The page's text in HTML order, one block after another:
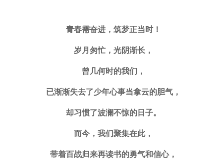
青春需奋进，筑梦正当时！
岁月匆忙，光阴渐长，
曾几何时的我们，
已渐渐失去了少年心事当拿云的胆气，
却习惯了波澜不惊的日子。
而今，我们聚集在此，
带着百战归来再读书的勇气和信心，